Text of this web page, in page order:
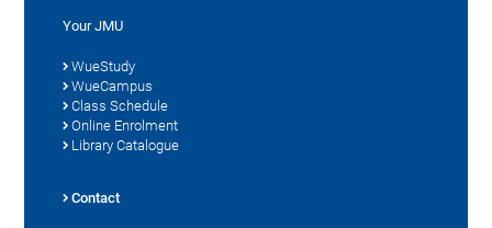
Your JMU
WueStudy
WueCampus
Class Schedule
Online Enrolment
Library Catalogue
Contact